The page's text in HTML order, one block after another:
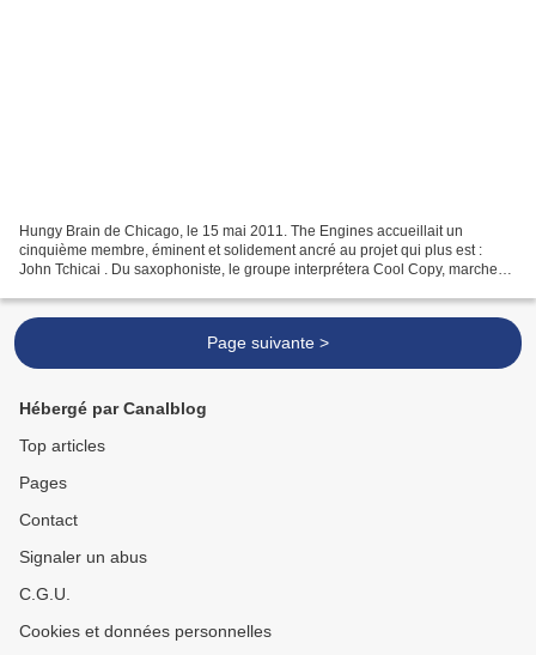
Hungy Brain de Chicago, le 15 mai 2011. The Engines accueillait un
cinquième membre, éminent et solidement ancré au projet qui plus est :
John Tchicai . Du saxophoniste, le groupe interprétera Cool Copy, marche
Page suivante >
Hébergé par Canalblog
Top articles
Pages
Contact
Signaler un abus
C.G.U.
Cookies et données personnelles